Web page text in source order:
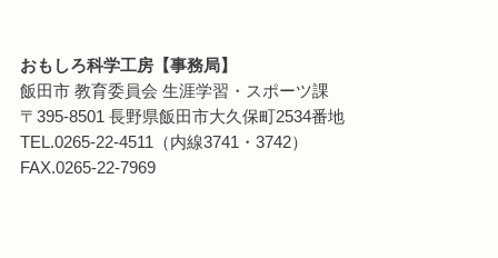
おもしろ科学工房【事務局】
飯田市 教育委員会 生涯学習・スポーツ課
〒395-8501 長野県飯田市大久保町2534番地
TEL.0265-22-4511（内線3741・3742）
FAX.0265-22-7969